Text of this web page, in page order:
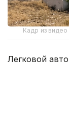
Кадр из видео
Легковой